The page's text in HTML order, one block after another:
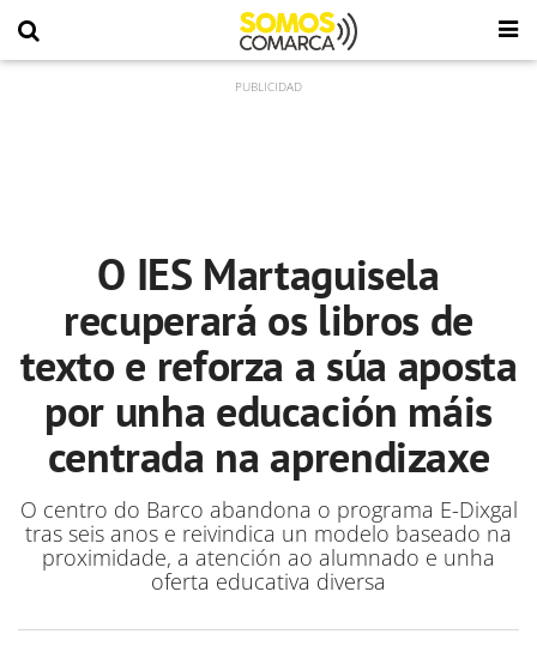
O IES Martaguisela
recuperará os libros de
texto e reforza a súa aposta
por unha educación máis
centrada na aprendizaxe
O centro do Barco abandona o programa E-Dixgal
tras seis anos e reivindica un modelo baseado na
proximidade, a atención ao alumnado e unha
oferta educativa diversa